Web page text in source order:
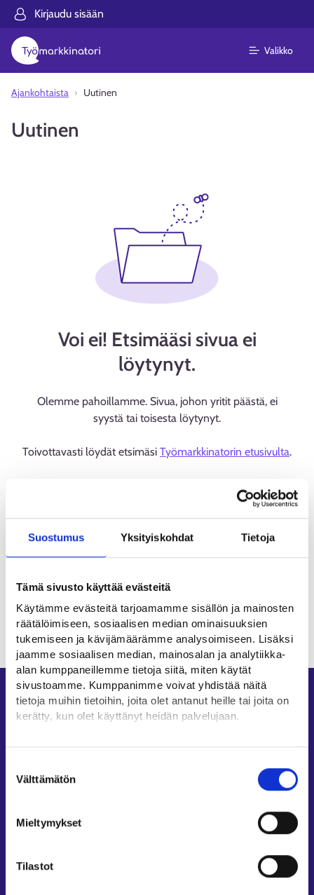
Suostumus Yksityiskohdat Tietoja
Tämä sivusto käyttää evästeitä
Käytämme evästeitä tarjoamamme sisällön ja mainosten
räätälöimiseen, sosiaalisen median ominaisuuksien
tukemiseen ja kävijämäärämme analysoimiseen. Lisäksi
jaamme sosiaalisen median, mainosalan ja analytiikka-
alan kumppaneillemme tietoja siitä, miten käytät
sivustoamme. Kumppanimme voivat yhdistää näitä
tietoja muihin tietoihin, joita olet antanut heille tai joita on
kerätty, kun olet käyttänyt heidän palvelujaan.
Löydät tietoa evästeiden käyttötarkoituksista
Lue tarkemmin
valinta
Välttämätön
Mieltymykset
Tilastot
Kirjaudu sisään
Valikko
Ajankohtaista Uutinen
Uutinen
Voi ei! Etsimääsi sivua ei
löytynyt.
Olemme pahoillamme. Sivua, johon yritit päästä, ei
syystä tai toisesta löytynyt.
Toivottavasti löydät etsimäsi Työmarkkinatorin etusivulta.
Oikopolut
Asiointi
Avoimet työpaikat
Työllisyysalueiden yhteystiedot